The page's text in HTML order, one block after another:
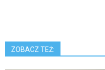
ZOBACZ TEŻ: